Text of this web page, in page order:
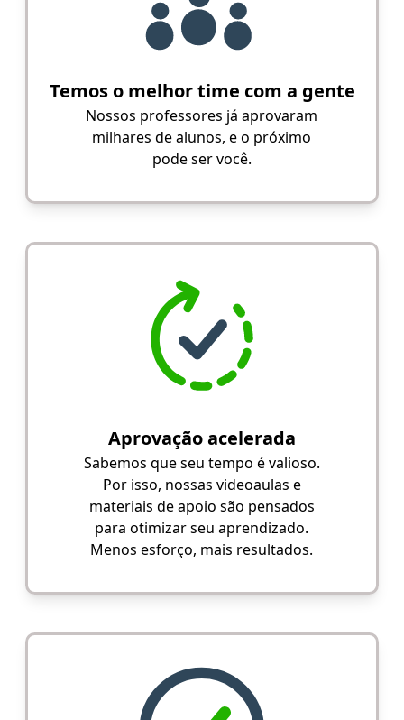
Temos o melhor time com a gente
Nossos professores já aprovaram
milhares de alunos, e o próximo
pode ser você.
Aprovação acelerada
Sabemos que seu tempo é valioso.
Por isso, nossas videoaulas e
materiais de apoio são pensados
para otimizar seu aprendizado.
Menos esforço, mais resultados.